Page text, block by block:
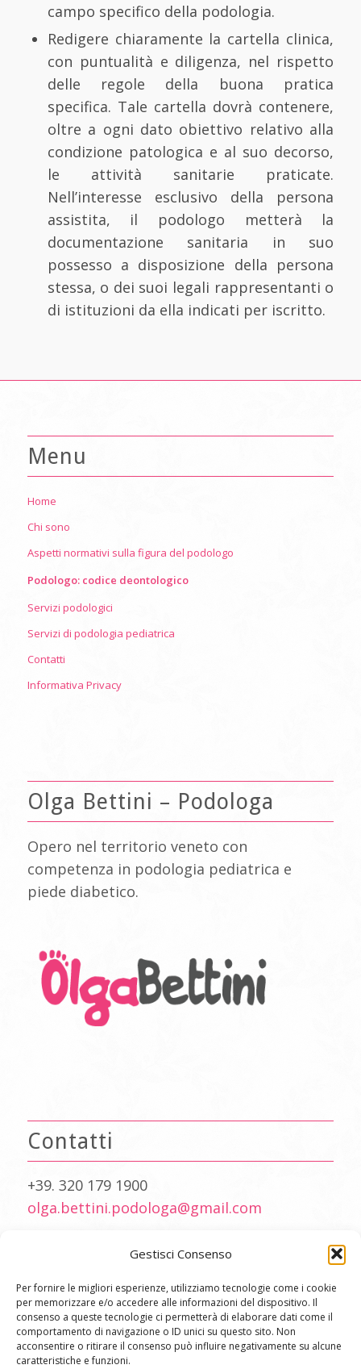
Gestisci Consenso
Per fornire le migliori esperienze, utilizziamo tecnologie come i cookie
per memorizzare e/o accedere alle informazioni del dispositivo. Il
consenso a queste tecnologie ci permetterà di elaborare dati come il
comportamento di navigazione o ID unici su questo sito. Non
acconsentire o ritirare il consenso può influire negativamente su alcune
caratteristiche e funzioni.
campo specifico della podologia.
Redigere chiaramente la cartella clinica,
con puntualità e diligenza, nel rispetto
delle regole della buona pratica
specifica. Tale cartella dovrà contenere,
oltre a ogni dato obiettivo relativo alla
condizione patologica e al suo decorso,
le attività sanitarie praticate.
Nell’interesse esclusivo della persona
assistita, il podologo metterà la
documentazione sanitaria in suo
possesso a disposizione della persona
stessa, o dei suoi legali rappresentanti o
di istituzioni da ella indicati per iscritto.
Menu
Home
Chi sono
Aspetti normativi sulla figura del podologo
Podologo: codice deontologico
Servizi podologici
Servizi di podologia pediatrica
Contatti
Informativa Privacy
Olga Bettini – Podologa
Opero nel territorio veneto con
competenza in podologia pediatrica e
piede diabetico.
Contatti
+39. 320 179 1900
olga.bettini.podologa@gmail.com
Orari di ricevimento
Ricevo su appuntamento (anche a
domicilio):